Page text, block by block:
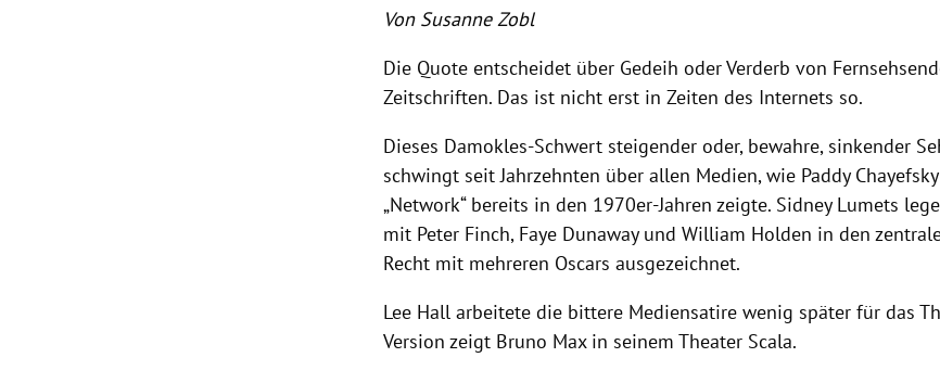
Von Susanne Zobl
Die Quote entscheidet über Gedeih oder Verderb von
Zeitschriften. Das ist nicht erst in Zeiten des Internets so.
Dieses Damokles-Schwert steigender oder, bewahre, sinkender
schwingt seit Jahrzehnten über allen Medien, wie Paddy
„Network“ bereits in den 1970er-Jahren zeigte. Sidney Lumets
mit Peter Finch, Faye Dunaway und William Holden in den
Recht mit mehreren Oscars ausgezeichnet.
Lee Hall arbeitete die bittere Mediensatire wenig später für das
Version zeigt Bruno Max in seinem Theater Scala.